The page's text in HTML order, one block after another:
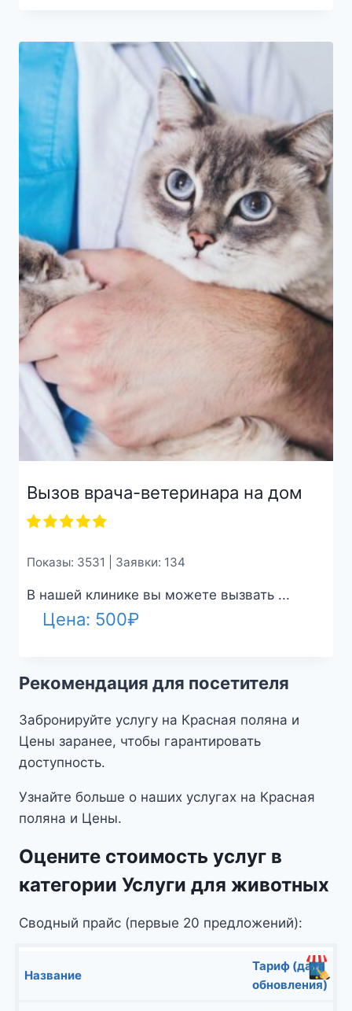
Вызов врача-ветеринара на дом
Показы: 3531 | Заявки: 134
В нашей клинике вы можете вызвать ...
Цена: 500₽
Рекомендация для посетителя
Забронируйте услугу на Красная поляна и
Цены заранее, чтобы гарантировать
доступность.
Узнайте больше о наших услугах на Красная
поляна и Цены.
Оцените стоимость услуг в
категории Услуги для животных
Сводный прайс (первые 20 предложений):
Название
Тариф (дата
обновления)